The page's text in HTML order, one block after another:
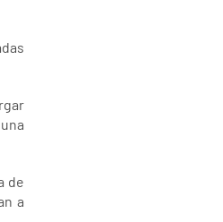
de
a